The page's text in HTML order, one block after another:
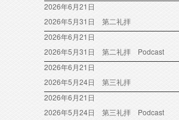
2026年6月21日
2026年5月31日 第二礼拝
2026年6月21日
2026年5月31日 第二礼拝 Podcast
2026年6月21日
2026年5月24日 第三礼拝
2026年6月21日
2026年5月24日 第三礼拝 Podcast